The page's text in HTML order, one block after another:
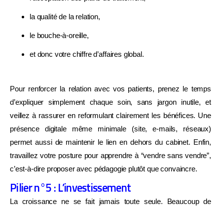
la qualité de la relation,
le bouche-à-oreille,
et donc votre chiffre d’affaires global.
Pour renforcer la relation avec vos patients, prenez le temps
d’expliquer simplement chaque soin, sans jargon inutile, et
veillez à rassurer en reformulant clairement les bénéfices. Une
présence digitale même minimale (site, e-mails, réseaux)
permet aussi de maintenir le lien en dehors du cabinet. Enfin,
travaillez votre posture pour apprendre à “vendre sans vendre”,
c’est-à-dire proposer avec pédagogie plutôt que convaincre.
Pilier n°5 : L’investissement
La croissance ne se fait jamais toute seule. Beaucoup de
découvrezce qui freine vraiment la croissance de
Trésorerie et pilotage
Organisation du cabinet
Management d'équipe
Stratégie de croissance
Rentabilité réelle
Vision à 5 ans